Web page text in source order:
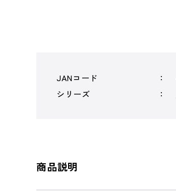
JANコード
シリーズ
商品説明